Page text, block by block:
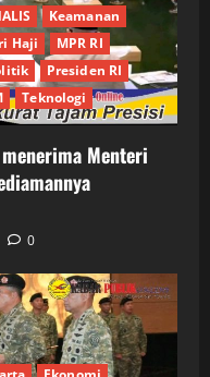
Keamanan
Haji
MPR RI
Presiden RI
Teknologi
Menteri
0